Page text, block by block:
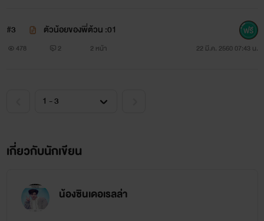
เเรกที่แต่งเพราะไรท์เป็นอากาเซ่ที่จิ้นมาร์คแบมมากกก(ก.ล้านตัว)
ก็เลยอยากเอามาแต่งเป็นฟิคมาร์คแบมอาจจะผิดพลาดบ้างก็
#3 ตัวน้อยของพี่ต้วน :01
478 2 2 หน้า 22 มี.ค. 2560 07:43 น.
เกี่ยวกับนักเขียน
น้องซินเดอเรลล่า